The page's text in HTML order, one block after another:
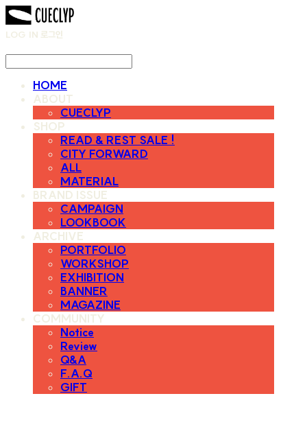
LOG IN 로그인
HOME
ABOUT
CUECLYP
SHOP
READ & REST SALE !
CITY FORWARD
ALL
MATERIAL
BRAND ISSUE
CAMPAIGN
LOOKBOOK
ARCHIVE
PORTFOLIO
WORKSHOP
EXHIBITION
BANNER
MAGAZINE
COMMUNITY
Notice
Review
Q&A
F.A.Q
GIFT